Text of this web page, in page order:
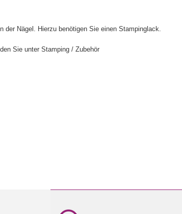
der Nägel. Hierzu benötigen Sie einen Stampinglack.
Sie unter Stamping / Zubehör